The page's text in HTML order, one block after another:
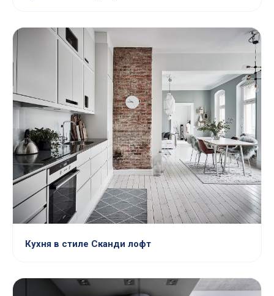
Кухня в стиле Сканди лофт